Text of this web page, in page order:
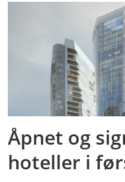
Åpnet og
hoteller i